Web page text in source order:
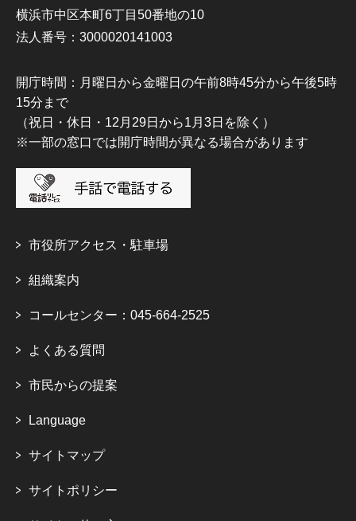
横浜市中区本町6丁目50番地の10
法人番号：3000020141003
開庁時間：月曜日から金曜日の午前8時45分から午後5時
15分まで
（祝日・休日・12月29日から1月3日を除く）
※一部の窓口では開庁時間が異なる場合があります
市役所アクセス・駐車場
組織案内
コールセンター：045-664-2525
よくある質問
市民からの提案
Language
サイトマップ
サイトポリシー